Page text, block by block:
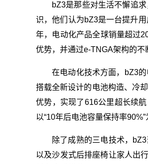
bZ3是那些对生活不懈追
识，他们认为bZ3是一台提升
年，电动化产品全球销量超过
优势，并通过e-TNGA架构的不
在电动化技术方面，bZ3
搭载全新设计的电池构造、冷
优势，实现了616公里超长续
以“10年后电池容量保持率
除了成熟的三电技术，
以及沙发式后排座椅让家人出